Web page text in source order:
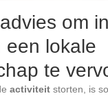
om
een lokale
te
activiteitstorten, is